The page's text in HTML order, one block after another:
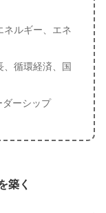
ネルギー、エネ
循環経済、国
ダーシップ
築く